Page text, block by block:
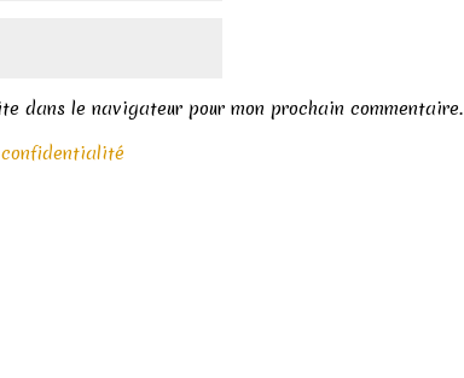
dans le navigateur pour mon prochain commentaire.